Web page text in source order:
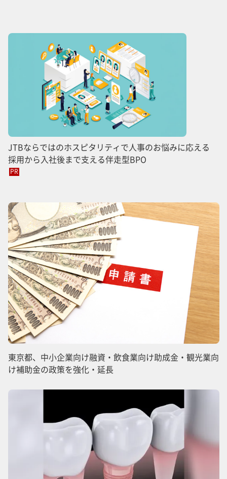
JTBならではのホスピタリティで人事のお悩みに応える
採用から入社後まで支える伴走型BPO
PR
東京都、中小企業向け融資・飲食業向け助成金・観光業向
け補助金の政策を強化・延長